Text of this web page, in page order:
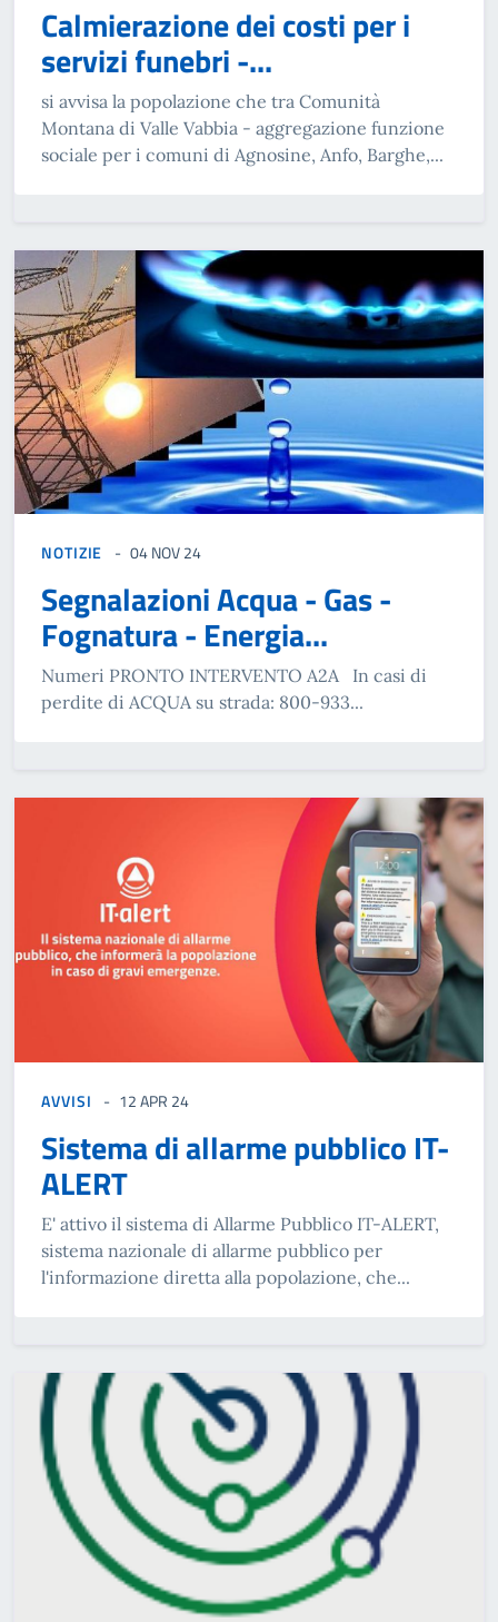
Calmierazione dei costi per i
servizi funebri -...
si avvisa la popolazione che tra Comunità
Montana di Valle Vabbia - aggregazione funzione
sociale per i comuni di Agnosine, Anfo, Barghe,...
NOTIZIE 04 NOV 24
Segnalazioni Acqua - Gas -
Fognatura - Energia...
Numeri PRONTO INTERVENTO A2A In casi di
perdite di ACQUA su strada: 800-933...
AVVISI 12 APR 24
Sistema di allarme pubblico IT-
ALERT
E' attivo il sistema di Allarme Pubblico IT-ALERT,
sistema nazionale di allarme pubblico per
l'informazione diretta alla popolazione, che...